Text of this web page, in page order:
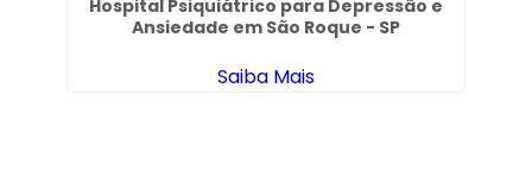
Hospital Psiquiátrico para Depressão e
Ansiedade em São Roque - SP
Saiba Mais